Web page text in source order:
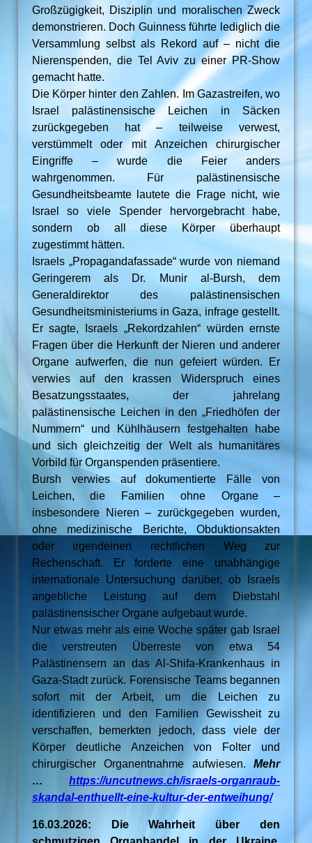
Großzügigkeit, Disziplin und moralischen Zweck
demonstrieren. Doch Guinness führte lediglich die
Versammlung selbst als Rekord auf – nicht die
Nierenspenden, die Tel Aviv zu einer PR-Show
gemacht hatte.
Die Körper hinter den Zahlen. Im Gazastreifen, wo
Israel palästinensische Leichen in Säcken
zurückgegeben hat – teilweise verwest,
verstümmelt oder mit Anzeichen chirurgischer
Eingriffe – wurde die Feier anders
wahrgenommen. Für palästinensische
Gesundheitsbeamte lautete die Frage nicht, wie
Israel so viele Spender hervorgebracht habe,
sondern ob all diese Körper überhaupt
zugestimmt hätten.
Israels „Propagandafassade“ wurde von niemand
Geringerem als Dr. Munir al-Bursh, dem
Generaldirektor des palästinensischen
Gesundheitsministeriums in Gaza, infrage gestellt.
Er sagte, Israels „Rekordzahlen“ würden ernste
Fragen über die Herkunft der Nieren und anderer
Organe aufwerfen, die nun gefeiert würden. Er
verwies auf den krassen Widerspruch eines
Besatzungsstaates, der jahrelang
palästinensische Leichen in den „Friedhöfen der
Nummern“ und Kühlhäusern festgehalten habe
und sich gleichzeitig der Welt als humanitäres
Vorbild für Organspenden präsentiere.
Bursh verwies auf dokumentierte Fälle von
Leichen, die Familien ohne Organe –
insbesondere Nieren – zurückgegeben wurden,
ohne medizinische Berichte, Obduktionsakten
oder irgendeinen rechtlichen Weg zur
Rechenschaft. Er forderte eine unabhängige
internationale Untersuchung darüber, ob Israels
angebliche Leistung auf dem Diebstahl
palästinensischer Organe aufgebaut wurde.
Nur etwas mehr als eine Woche später gab Israel
die verstreuten Überreste von etwa 54
Palästinensern an das Al-Shifa-Krankenhaus in
Gaza-Stadt zurück. Forensische Teams begannen
sofort mit der Arbeit, um die Leichen zu
identifizieren und den Familien Gewissheit zu
verschaffen, bemerkten jedoch, dass viele der
Körper deutliche Anzeichen von Folter und
chirurgischer Organentnahme aufwiesen. Mehr
…https://uncutnews.ch/israels-organraub-
skandal-enthuellt-eine-kultur-der-entweihung/
16.03.2026: Die Wahrheit über den